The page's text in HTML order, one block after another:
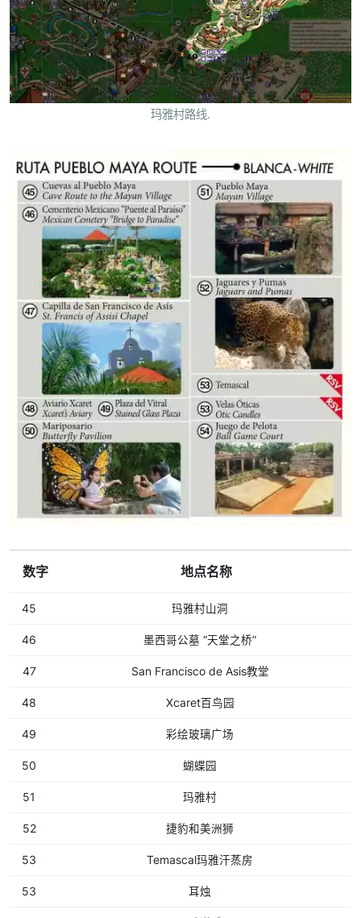
玛雅村路线.
数字 地点名称
45 玛雅村山洞
46 墨西哥公墓 “天堂之桥”
47 San Francisco de Asis教堂
48 Xcaret百鸟园
49 彩绘玻璃广场
50 蝴蝶园
51 玛雅村
52 捷豹和美洲狮
53 Temascal玛雅汗蒸房
53 耳烛